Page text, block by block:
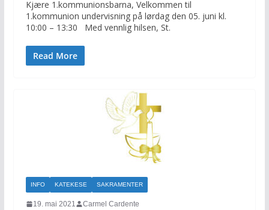
Kjære 1.kommunionsbarna, Velkommen til
1.kommunion undervisning på lørdag den 05. juni kl.
10:00 – 13:30 Med vennlig hilsen, St.
Read More
INFO KATEKESE SAKRAMENTER
19. mai 2021 Carmel Cardente